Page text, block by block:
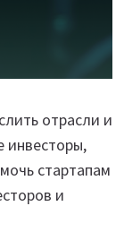
отрасли и
инвесторы,
стартапам
и